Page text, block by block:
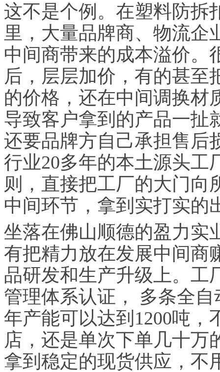
这不是个例。在塑料防拆
里，大量品牌商、物流企
中间商带来的成本溢价。
后，层层加价，有的甚至
的价格，还在中间调换材
导致客户拿到的产品一扯
还要品牌方自己承担售后
行业20多年的本土源头工
则，直接把工厂的大门向
中间环节，拿到实打实的
坐落在佛山顺德的盈力实
有把精力放在发展中间商
品研发和生产升级上。工
管理体系认证， 多条全
年产能可以达到1200吨
店，还是单次下单几十万
拿到稳定的现货供应，不